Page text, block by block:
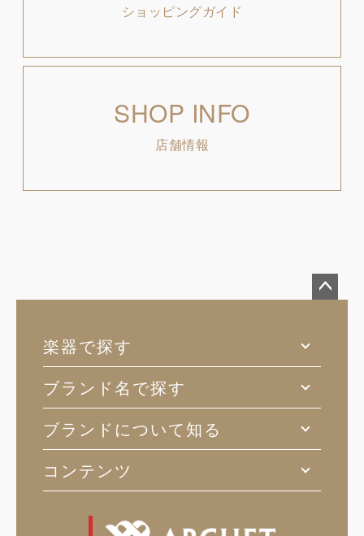
ショッピングガイド
SHOP INFO
店舗情報
へ
楽器で探す
ブランド名で探す
ブランドについて知る
コンテンツ